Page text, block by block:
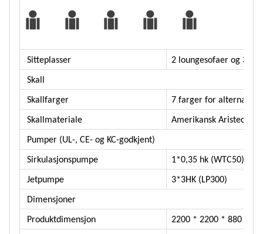
Sitteplasser 2 loungesofaer og 3
Skall
Skallfarger 7 farger for alternativer
Skallmateriale Amerikansk Aristech
Pumper (UL-, CE- og KC-godkjent)
Sirkulasjonspumpe 1*0,35 hk (WTC50)
Jetpumpe 3*3HK (LP300)
Dimensjoner
Produktdimensjon 2200 * 2200 * 880 mm